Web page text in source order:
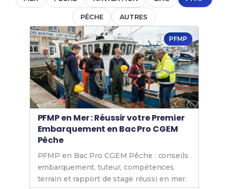
PÊCHE AUTRES
PFMP
PFMP en Mer : Réussir votre Premier
Embarquement en Bac Pro CGEM
Pêche
PFMP en Bac Pro CGEM Pêche : conseils
embarquement, tuteur, compétences
terrain et rapport de stage réussi en mer.